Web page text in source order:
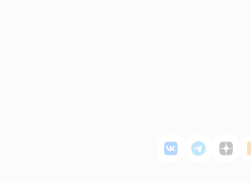
ВКонтакте
TelegramДзен